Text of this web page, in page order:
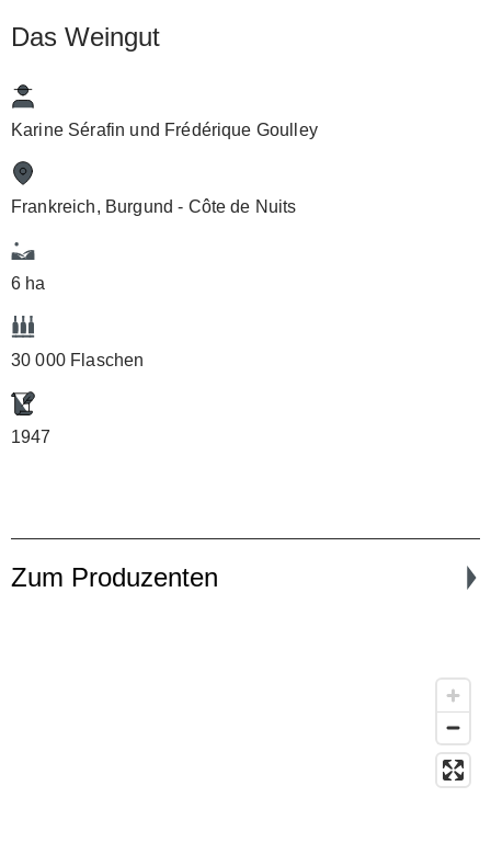
Das Weingut
Karine Sérafin und Frédérique Goulley
Frankreich, Burgund - Côte de Nuits
6 ha
30 000 Flaschen
1947
Zum Produzenten